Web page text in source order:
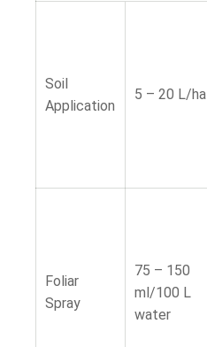
Soil
Application
5 – 20 L/ha
Foliar
Spray
75 – 150
ml/100 L
water